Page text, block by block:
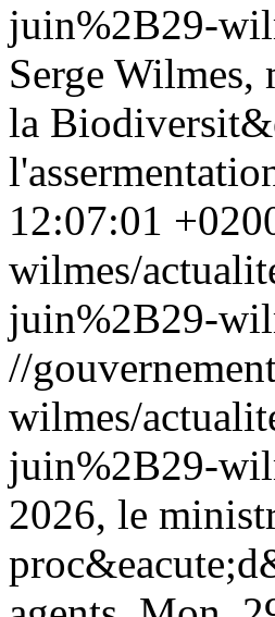
juin%2B29-
Serge
la
12:07:01
wilmes/
juin%2B29-
//
wilmes/
juin%2B29-
2026, le